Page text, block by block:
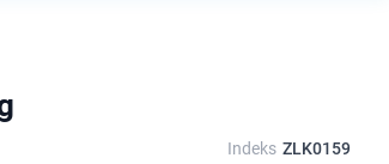
Indeks ZLK0159